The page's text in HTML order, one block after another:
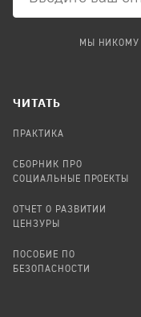
МЫ НИКОМУ
ЧИТАТЬ
ПРАКТИКА
СБОРНИК ПРО
СОЦИАЛЬНЫЕ ПРОЕКТЫ
ОТЧЕТ О РАЗВИТИИ
ЦЕНЗУРЫ
ПОСОБИЕ ПО
БЕЗОПАСНОСТИ